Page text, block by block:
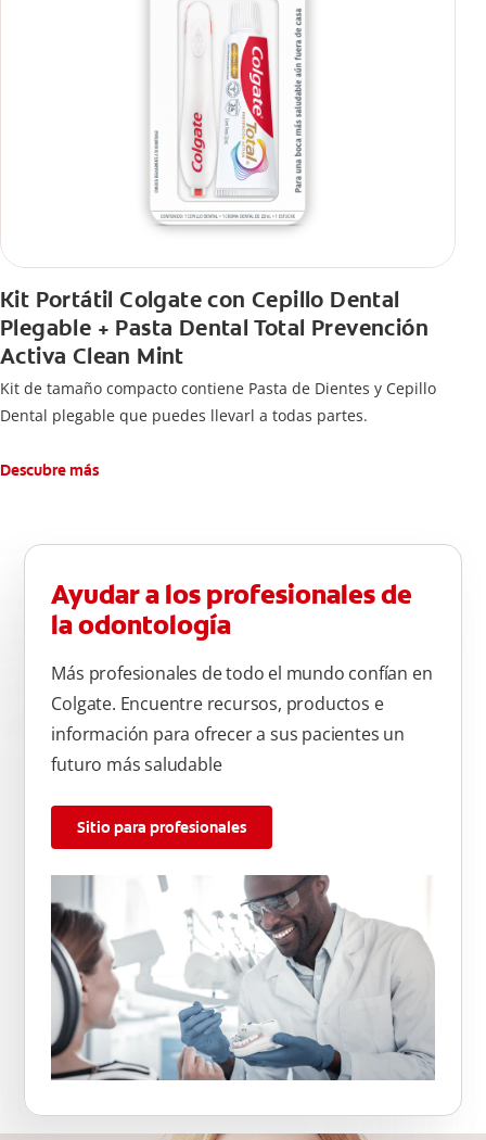
Kit Portátil Colgate con Cepillo Dental
Plegable + Pasta Dental Total Prevención
Activa Clean Mint
Kit de tamaño compacto contiene Pasta de Dientes y Cepillo
Dental plegable que puedes llevarl a todas partes.
Descubre más
Ayudar a los profesionales de
la odontología
Más profesionales de todo el mundo confían en
Colgate. Encuentre recursos, productos e
información para ofrecer a sus pacientes un
futuro más saludable
Sitio para profesionales